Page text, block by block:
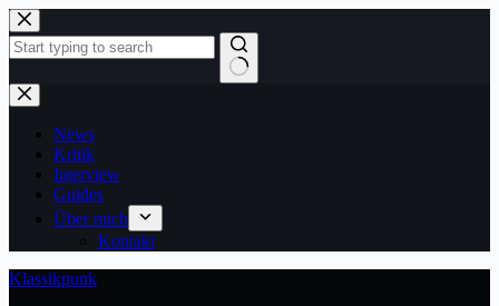
Zum
Inhalt
springen
Keine
Ergebnisse
News
Kritik
Interview
Guides
Über mich
Kontakt
Klassikpunk